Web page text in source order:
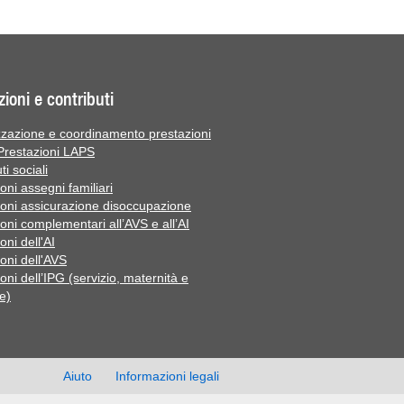
e contributi
e coordinamento prestazioni
LAPS
sociali
assegni familiari
assicurazione disoccupazione
complementari all’AVS e all’AI
dell'AI
dell'AVS
dell’IPG (servizio, maternità e
Aiuto Informazioni legali